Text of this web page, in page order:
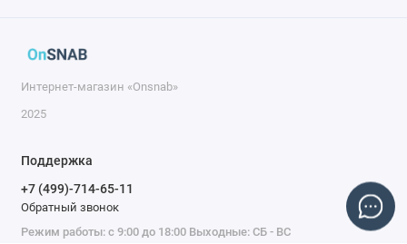
Интернет-магазин «Onsnab»
2025
Поддержка
+7 (499)-714-65-11
Обратный звонок
Режим работы: с 9:00 до 18:00 Выходные: СБ - ВС